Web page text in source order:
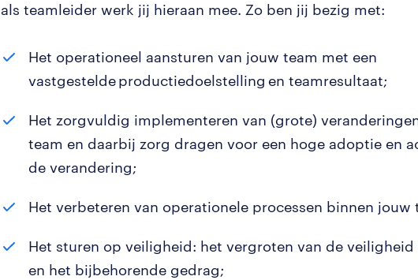
als teamleider werk jij hieraan mee. Zo ben jij bezig met:
Het operationeel aansturen van jouw team met een
vastgestelde productiedoelstelling en teamresultaat;
Het zorgvuldig implementeren van (grote)
team en daarbij zorg dragen voor een hoge adoptie en
de verandering;
Het verbeteren van operationele processen binnen jouw
Het sturen op veiligheid: het vergroten van de veiligheid
en het bijbehorende gedrag;